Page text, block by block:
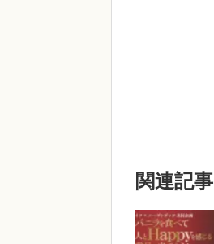
関連記事